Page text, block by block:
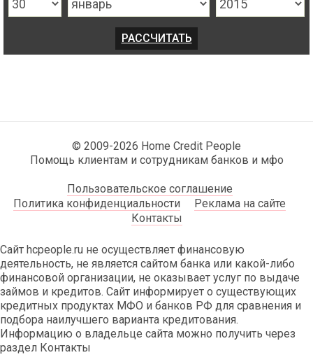
© 2009-2026 Home Credit People
Помощь клиентам и сотрудникам банков и мфо
Пользовательское соглашение
Политика конфиденциальности
Реклама на сайте
Контакты
Сайт hcpeople.ru не осуществляет финансовую
деятельность, не является сайтом банка или какой-либо
финансовой организации, не оказывает услуг по выдаче
займов и кредитов. Сайт информирует о существующих
кредитных продуктах МФО и банков РФ для сравнения и
подбора наилучшего варианта кредитования.
Информацию о владельце сайта можно получить через
раздел Контакты